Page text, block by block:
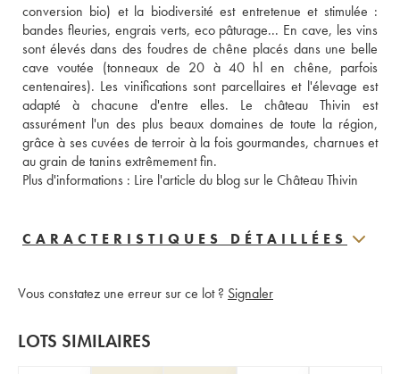
conversion bio) et la biodiversité est entretenue et stimulée :
bandes fleuries, engrais verts, eco pâturage... En cave, les vins
sont élevés dans des foudres de chêne placés dans une belle
cave voutée (tonneaux de 20 à 40 hl en chêne, parfois
centenaires). Les vinifications sont parcellaires et l'élevage est
adapté à chacune d'entre elles. Le château Thivin est
assurément l'un des plus beaux domaines de toute la région,
grâce à ses cuvées de terroir à la fois gourmandes, charnues et
au grain de tanins extrêmement fin.
Plus d'informations :
CARACTERISTIQUES DÉTAILLÉES
Vous constatez une erreur sur ce lot ? Signaler
LOTS SIMILAIRES